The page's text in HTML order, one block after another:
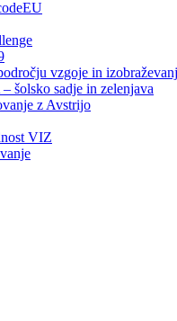
vzgoje in
šolsko sadje in zelenjava
z Avstrijo
VIZ